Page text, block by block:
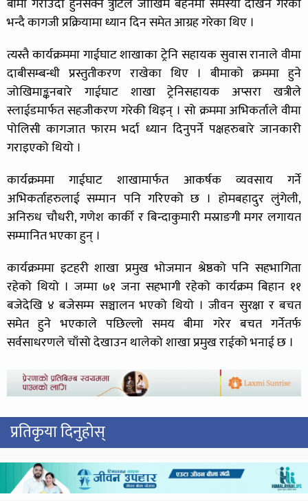
भन्दै कागजी प्रक्रियामा ध्यान दिन समेत आग्रह गरेका थिए ।
त्यस्तै कार्यक्रममा गाईघाट शाखाका ट्रेनि सहायक सुवास रानाले वीमा
दाबीसम्बन्धी प्रस्तुतीकरण राखेका थिए । बीमाको क्रममा हुने
जोखिमाङ्कनबारे गाईघाट शाखा ट्रेनिसहायक अप्सरा खत्रीले
स्लाईडमार्फत सहजीकरण गरेकी थिइन् । सो क्रममा अभिकर्ताले वीमा
पोलिसी कागजात फारम भर्दा ध्यान दिनुपर्ने पक्षहरुबारे जानकारी
गराइएको थियो ।
कार्यक्रममा गाईघाट शाखामार्फत आकर्षक व्यवसाय गर्ने
अभिकर्ताहरुलाई सम्मान पनि गरिएको छ । होमबहादुर लुंगेली,
अनिरुध चौधरी, गणेश कार्की र बिन्दाकुमारी मस्राङगी मगर लगायत
सम्मानित भएका हुन् ।
कार्यक्रममा इटहरी शाखा प्रमुख भोजमान श्रेष्ठको पनि सहभागिता
रहेको थियो । जम्मा ७१ जना सहभागी रहेको कार्यक्रम बिहान ११
बजेदेखि ४ बजेसम्म सञ्चालन भएको थियो । जीवन सुरक्षा र बचत
समेत हुने भएकाले पछिल्लो समय बीमा गरेर बचत गर्नेतर्फ
सर्वसाधरणले चाँसो देखाउन थालेको शाखा प्रमुख राईको भनाई छ ।
प्रतिकृया दिनुहोस्